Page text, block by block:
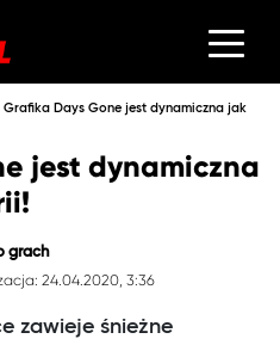
Grafika Days Gone jest dynamiczna jak
jest dynamiczna
grach
24.04.2020, 3:36
zawieje śnieżne